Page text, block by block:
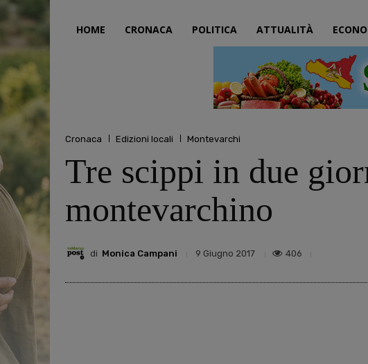
HOME CRONACA POLITICA ATTUALITÀ
Cronaca Edizioni locali Montevarchi
Tre scippi in due
montevarchino
di Monica Campani 9 Giugno 2017 406